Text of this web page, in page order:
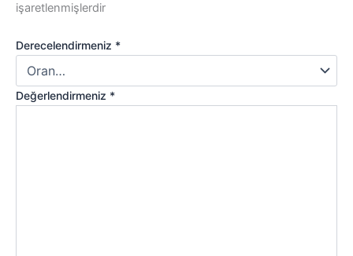
işaretlenmişlerdir
Derecelendirmeniz *
Değerlendirmeniz *